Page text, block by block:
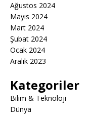
Ağustos 2024
Mayıs 2024
Mart 2024
Şubat 2024
Ocak 2024
Aralık 2023
Kategoriler
Bilim & Teknoloji
Dünya